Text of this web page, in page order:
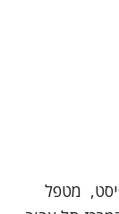
מטפל